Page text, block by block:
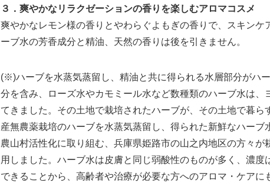
３．爽やかなリラクゼーションの香りを楽しむアロマコスメ
爽やかなレモン様の香りとやわらぐよもぎの香りで、スキン
ーブ水の芳香成分と精油、天然の香りは後を引きません。
(※)ハーブを水蒸気蒸留し、精油と共に得られる水層部分がハ
分を含み、ローズ水やカモミール水など数種類のハーブ水は
てきました。その土地で栽培されたハーブが、その土地で暮
産無農薬栽培のハーブを水蒸気蒸留し、得られた新鮮なハーブ
農山村活性化に取り組む、兵庫県姫路市の山之内地区の方々
用しました。ハーブ水は皮膚と同じ弱酸性のものが多く、濃
できることから、高齢者や治療が必要な方へのアロマ・ケアに
Japanese